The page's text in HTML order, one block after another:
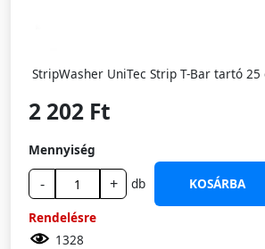
StripWasher UniTec Strip T-Bar tartó
2 202 Ft
Mennyiség
- + db
KOSÁRBA
Rendelésre
1328